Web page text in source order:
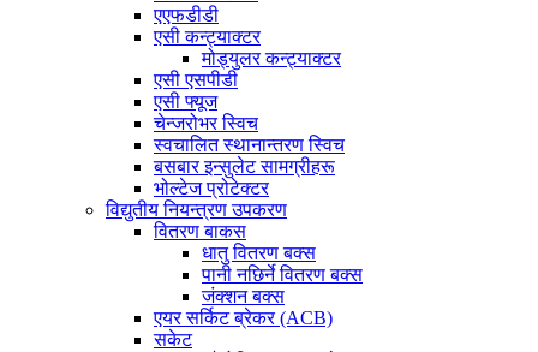
एएफडीडी
एसी कन्ट्याक्टर
मोड्युलर कन्ट्याक्टर
एसी एसपीडी
एसी फ्यूज
चेन्जरोभर स्विच
स्वचालित स्थानान्तरण स्विच
बसबार इन्सुलेट सामग्रीहरू
भोल्टेज प्रोटेक्टर
विद्युतीय नियन्त्रण उपकरण
वितरण बाकस
धातु वितरण बक्स
पानी नछिर्ने वितरण बक्स
जंक्शन बक्स
एयर सर्किट ब्रेकर (ACB)
सकेट